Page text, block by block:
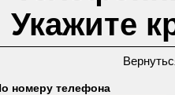
Укажите
номеру телефона